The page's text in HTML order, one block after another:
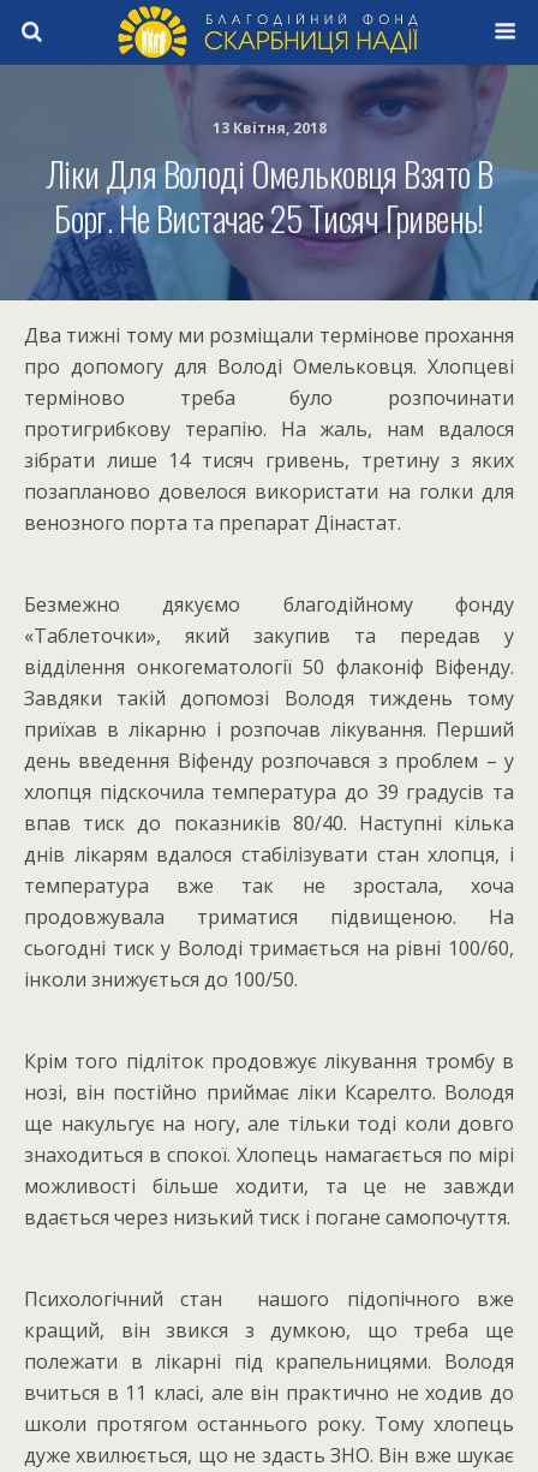
13 Квітня, 2018
Ліки Для Володі Омельковця Взято В
Борг. Не Вистачає 25 Тисяч Гривень!
Два тижні тому ми розміщали термінове прохання
про допомогу для Володі Омельковця. Хлопцеві
терміново треба було розпочинати
протигрибкову терапію. На жаль, нам вдалося
зібрати лише 14 тисяч гривень, третину з яких
позапланово довелося використати на голки для
венозного порта та препарат Дінастат.
Безмежно дякуємо благодійному фонду
«Таблеточки», який закупив та передав у
відділення онкогематології 50 флаконіф Віфенду.
Завдяки такій допомозі Володя тиждень тому
приїхав в лікарню і розпочав лікування. Перший
день введення Віфенду розпочався з проблем – у
хлопця підскочила температура до 39 градусів та
впав тиск до показників 80/40. Наступні кілька
днів лікарям вдалося стабілізувати стан хлопця, і
температура вже так не зростала, хоча
продовжувала триматися підвищеною. На
сьогодні тиск у Володі тримається на рівні 100/60,
інколи знижується до 100/50.
Крім того підліток продовжує лікування тромбу в
нозі, він постійно приймає ліки Ксарелто. Володя
ще накульгує на ногу, але тільки тоді коли довго
знаходиться в спокої. Хлопець намагається по мірі
можливості більше ходити, та це не завжди
вдається через низький тиск і погане самопочуття.
Психологічний стан нашого підопічного вже
кращий, він звикся з думкою, що треба ще
полежати в лікарні під крапельницями. Володя
вчиться в 11 класі, але він практично не ходив до
школи протягом останнього року. Тому хлопець
дуже хвилюється, що не здасть ЗНО. Він вже шукає